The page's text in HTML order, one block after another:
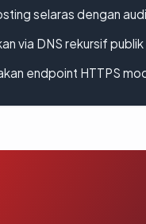
selaras dengan
via DNS rekursif publik
endpoint HTTPS